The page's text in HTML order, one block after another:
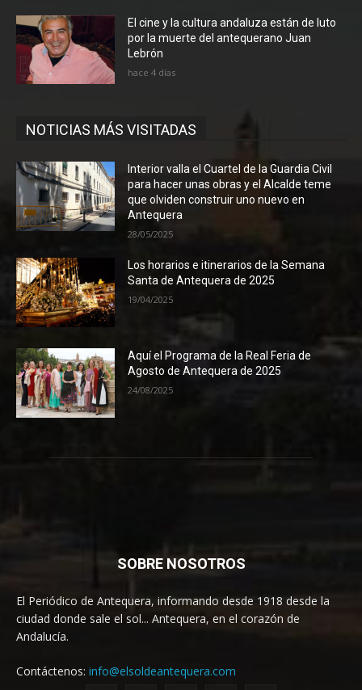
El cine y la cultura andaluza están de luto
por la muerte del antequerano Juan
Lebrón
hace 4 días
NOTICIAS MÁS VISITADAS
Interior valla el Cuartel de la Guardia Civil
para hacer unas obras y el Alcalde teme
que olviden construir uno nuevo en
Antequera
28/05/2025
Los horarios e itinerarios de la Semana
Santa de Antequera de 2025
19/04/2025
Aquí el Programa de la Real Feria de
Agosto de Antequera de 2025
24/08/2025
SOBRE NOSOTROS
El Periódico de Antequera, informando desde 1918 desde la
ciudad donde sale el sol... Antequera, en el corazón de
Andalucía.
Contáctenos: info@elsoldeantequera.com